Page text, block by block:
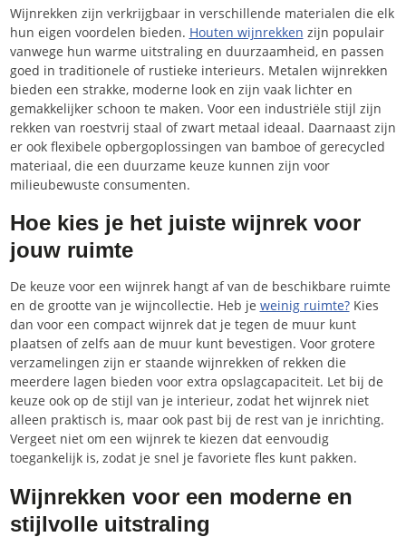
Wijnrekken zijn verkrijgbaar in verschillende materialen die elk
hun eigen voordelen bieden. Houten wijnrekken zijn populair
vanwege hun warme uitstraling en duurzaamheid, en passen
goed in traditionele of rustieke interieurs. Metalen wijnrekken
bieden een strakke, moderne look en zijn vaak lichter en
gemakkelijker schoon te maken. Voor een industriële stijl zijn
rekken van roestvrij staal of zwart metaal ideaal. Daarnaast zijn
er ook flexibele opbergoplossingen van bamboe of gerecycled
materiaal, die een duurzame keuze kunnen zijn voor
milieubewuste consumenten.
Hoe kies je het juiste wijnrek voor
jouw ruimte
De keuze voor een wijnrek hangt af van de beschikbare ruimte
en de grootte van je wijncollectie. Heb je weinig ruimte?Kies
dan voor een compact wijnrek dat je tegen de muur kunt
plaatsen of zelfs aan de muur kunt bevestigen. Voor grotere
verzamelingen zijn er staande wijnrekken of rekken die
meerdere lagen bieden voor extra opslagcapaciteit. Let bij de
keuze ook op de stijl van je interieur, zodat het wijnrek niet
alleen praktisch is, maar ook past bij de rest van je inrichting.
Vergeet niet om een wijnrek te kiezen dat eenvoudig
toegankelijk is, zodat je snel je favoriete fles kunt pakken.
Wijnrekken voor een moderne en
stijlvolle uitstraling